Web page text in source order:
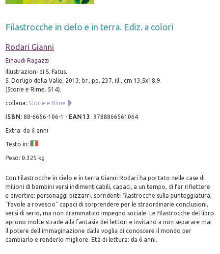
Filastrocche in cielo e in terra. Ediz. a colori
Rodari Gianni
Einaudi Ragazzi
Illustrazioni di S. Fatus.
S. Dorligo della Valle, 2013; br., pp. 237, ill., cm 13,5x18,9.
(Storie e Rime. 514).
collana: Storie e Rime
ISBN:88-6656-106-1 - EAN13 :9788866561064
Extra: da 6 anni
Testo in:
Peso: 0.325 kg
Con Filastrocche in cielo e in terra Gianni Rodari ha portato nelle case di
milioni di bambini versi indimenticabili, capaci, a un tempo, di far riflettere
e divertire: personaggi bizzarri, sorridenti filastrocche sulla punteggiatura,
"favole a rovescio" capaci di sorprendere per le straordinarie conclusioni,
versi di serio, ma non drammatico impegno sociale. Le filastrocche del libro
aprono molte strade alla fantasia dei lettori e invitano a non separare mai
il potere dell'immaginazione dalla voglia di conoscere il mondo per
cambiarlo e renderlo migliore. Età di lettura: da 6 anni.